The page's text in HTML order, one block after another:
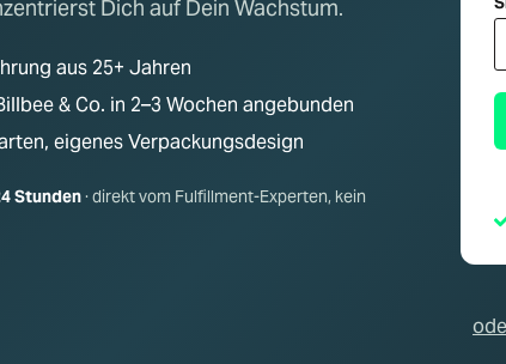
Dich auf Dein Wachstum.
aus 25+ Jahren
& Co. in 2–3 Wochen angebunden
eigenes Verpackungsdesign
Stunden· direkt vom Fulfillment-Experten, kein
-
s
t
T
f
n